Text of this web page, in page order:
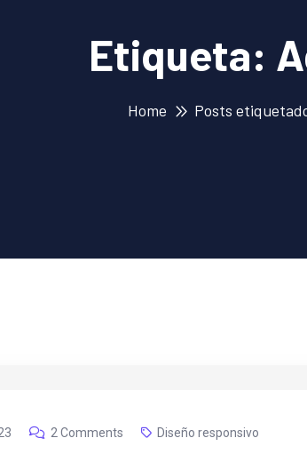
Etiqueta:
Home Posts
2 Comments Diseño responsivo